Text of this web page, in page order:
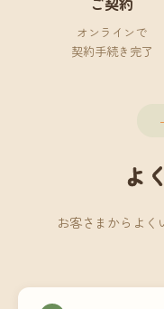
オンラインで
契約手続き完了
よ
お客さまからよく